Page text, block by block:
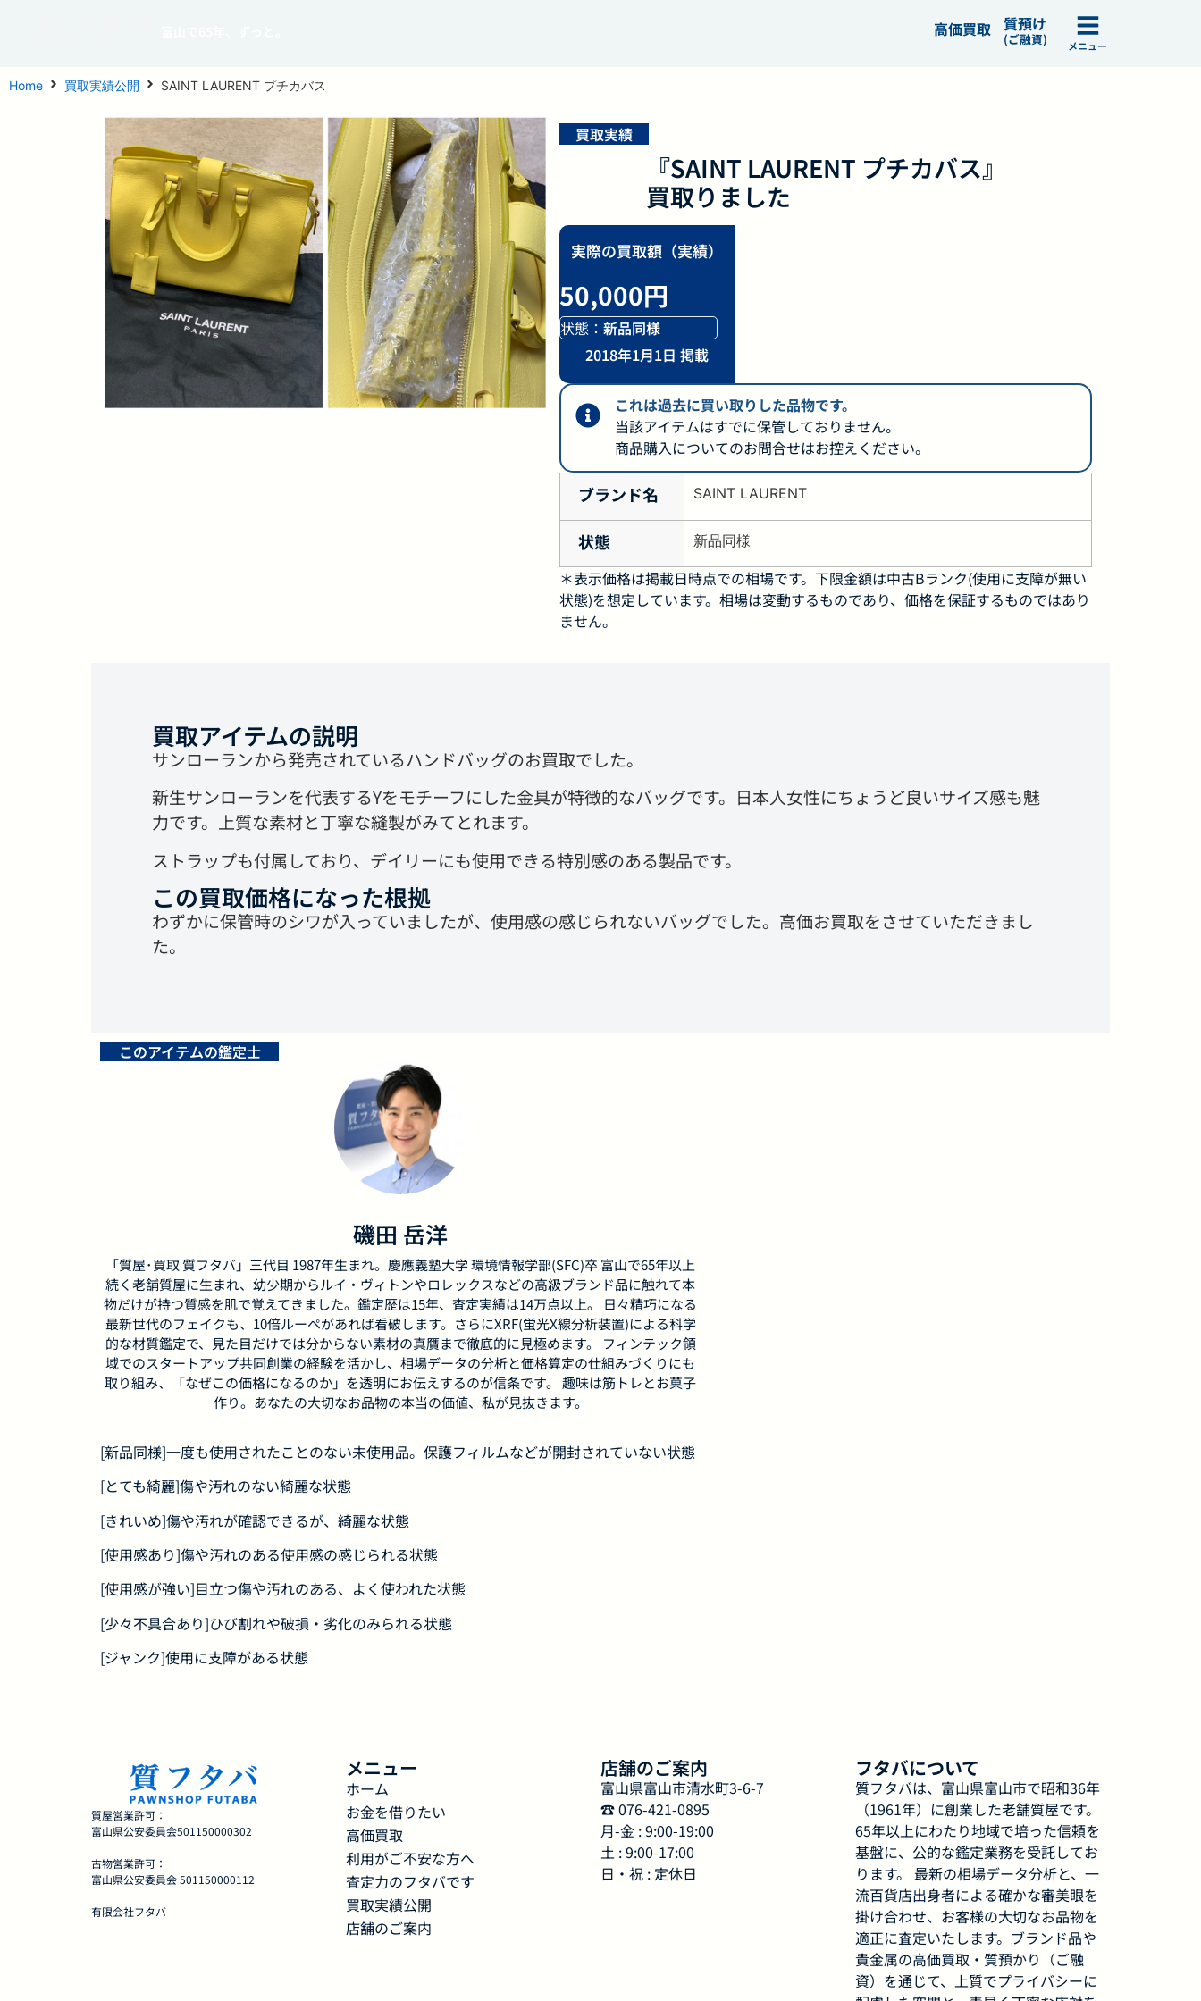
高価買取 質預け
(ご融資) メニュー
Home 買取実績公開 SAINT LAURENT プチカバス
買取実績
『SAINT LAURENT プチカバス』
買取りました
実際の買取額（実績）
50,000円
状態： 新品同様
2018年1月1日 掲載
これは過去に買い取りした品物です。
当該アイテムはすでに保管しておりません。
商品購入についてのお問合せはお控えください。
ブランド名 SAINT LAURENT
状態 新品同様
＊表示価格は掲載日時点での相場です。下限金額は中古Bランク(使用に支障が無い
状態)を想定しています。相場は変動するものであり、価格を保証するものではあり
ません。
買取アイテムの説明
サンローランから発売されているハンドバッグのお買取でした。
新生サンローランを代表するYをモチーフにした金具が特徴的なバッグです。日本人女性にちょうど良いサイズ感も魅
力です。上質な素材と丁寧な縫製がみてとれます。
ストラップも付属しており、デイリーにも使用できる特別感のある製品です。
この買取価格になった根拠
わずかに保管時のシワが入っていましたが、使用感の感じられないバッグでした。高価お買取をさせていただきまし
た。
このアイテムの鑑定士
磯田 岳洋
「質屋･買取 質フタバ」三代目 1987年生まれ。慶應義塾大学 環境情報学部(SFC)卒 富山で65年以上
続く老舗質屋に生まれ、幼少期からルイ・ヴィトンやロレックスなどの高級ブランド品に触れて本
物だけが持つ質感を肌で覚えてきました。鑑定歴は15年、査定実績は14万点以上。 日々精巧になる
最新世代のフェイクも、10倍ルーペがあれば看破します。さらにXRF(蛍光X線分析装置)による科学
的な材質鑑定で、見た目だけでは分からない素材の真贋まで徹底的に見極めます。 フィンテック領
域でのスタートアップ共同創業の経験を活かし、相場データの分析と価格算定の仕組みづくりにも
取り組み、「なぜこの価格になるのか」を透明にお伝えするのが信条です。 趣味は筋トレとお菓子
作り。あなたの大切なお品物の本当の価値、私が見抜きます。
[新品同様]一度も使用されたことのない未使用品。保護フィルムなどが開封されていない状態
[とても綺麗]傷や汚れのない綺麗な状態
[きれいめ]傷や汚れが確認できるが、綺麗な状態
[使用感あり]傷や汚れのある使用感の感じられる状態
[使用感が強い]目立つ傷や汚れのある、よく使われた状態
[少々不具合あり]ひび割れや破損・劣化のみられる状態
[ジャンク]使用に支障がある状態
質屋営業許可：
富山県公安委員会501150000302
古物営業許可：
富山県公安委員会 501150000112
有限会社フタバ
メニュー
ホーム
お金を借りたい
高価買取
利用がご不安な方へ
査定力のフタバです
買取実績公開
店舗のご案内
店舗のご案内
富山県富山市清水町3-6-7
☎︎ 076-421-0895
月-金 : 9:00-19:00
土 : 9:00-17:00
日・祝 : 定休日
フタバについて
質フタバは、富山県富山市で昭和36年
（1961年）に創業した老舗質屋です。
65年以上にわたり地域で培った信頼を
基盤に、公的な鑑定業務を受託してお
ります。 最新の相場データ分析と、一
流百貨店出身者による確かな審美眼を
掛け合わせ、お客様の大切なお品物を
適正に査定いたします。ブランド品や
貴金属の高価買取・質預かり（ご融
資）を通じて、上質でプライバシーに